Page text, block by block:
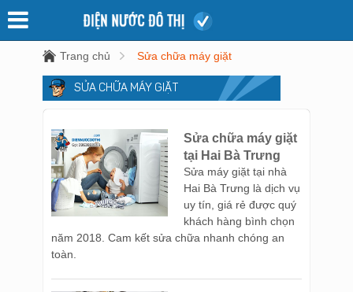
Trang chủ Sửa chữa máy giặt
SỬA CHỮA MÁY GIẶT
Sửa chữa máy giặt
tại Hai Bà Trưng
Sửa máy giặt tại nhà
Hai Bà Trưng là dịch vụ
uy tín, giá rẻ được quý
khách hàng bình chọn
năm 2018. Cam kết sửa chữa nhanh chóng an
toàn.